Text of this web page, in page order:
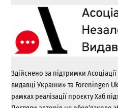
Здійснено за підтримки
видавці України» та Foreningen
рамках реалізації проєкту Хаб